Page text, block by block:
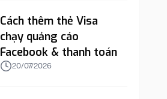
Cách thêm thẻ Visa
chạy quảng cáo
Facebook & thanh toán
20/07/2026